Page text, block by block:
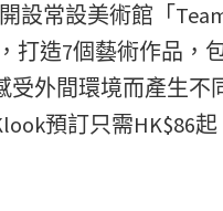
設常設美術館「
打造7個藝術作品，
外間環境而產生不
預訂只需HK$86起